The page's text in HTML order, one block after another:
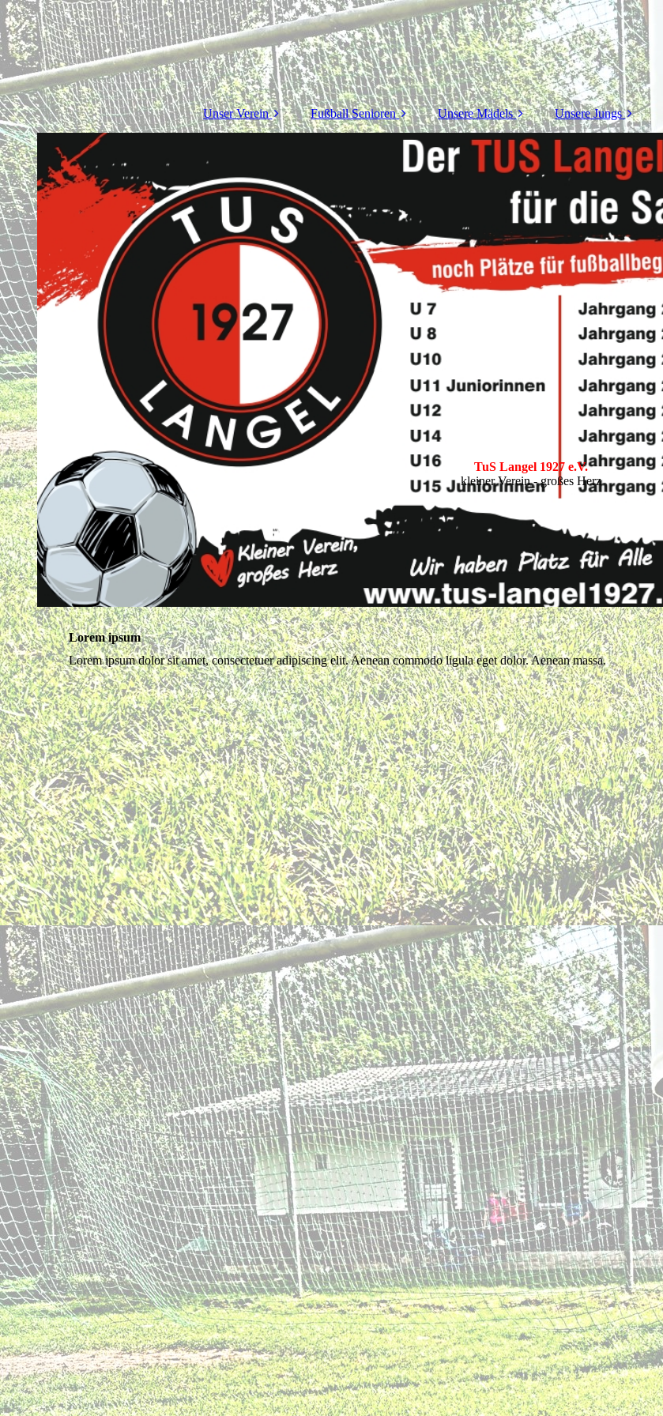
Unser Verein Fußball Senioren
Alte Herren - Ü32 &
Unsere Mädels
U13 - Juniorinnen
U9 - Juniorinnen
Unsere Jungs
U13 - Junioren
U12 - Junioren
U11 - Junioren
U10 - Junioren
U9 - Junioren
TuS Langel 1927 e.V.
kleiner Verein - großes Herz
Lorem ipsum
Lorem ipsum dolor sit amet, consectetuer adipiscing elit. Aenean commodo ligula eget dolor. Aenean massa.